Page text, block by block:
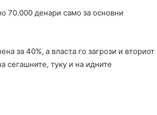
70.000 денари само за основни
за 40%, а власта го загрози и вториот
сегашните, туку и на идните